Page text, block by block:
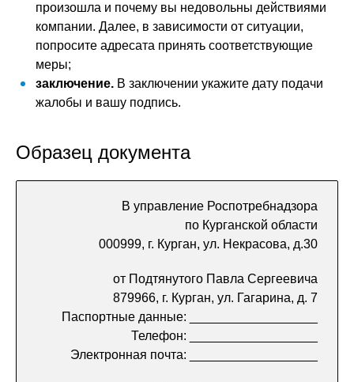
произошла и почему вы недовольны действиями
компании. Далее, в зависимости от ситуации,
попросите адресата принять соответствующие
меры;
заключение. В заключении укажите дату подачи
жалобы и вашу подпись.
Образец документа
В управление Роспотребнадзора
по Курганской области
000999, г. Курган, ул. Некрасова, д.30
от Подтянутого Павла Сергеевича
879966, г. Курган, ул. Гагарина, д. 7
Паспортные данные: __________________
Телефон: __________________
Электронная почта: __________________